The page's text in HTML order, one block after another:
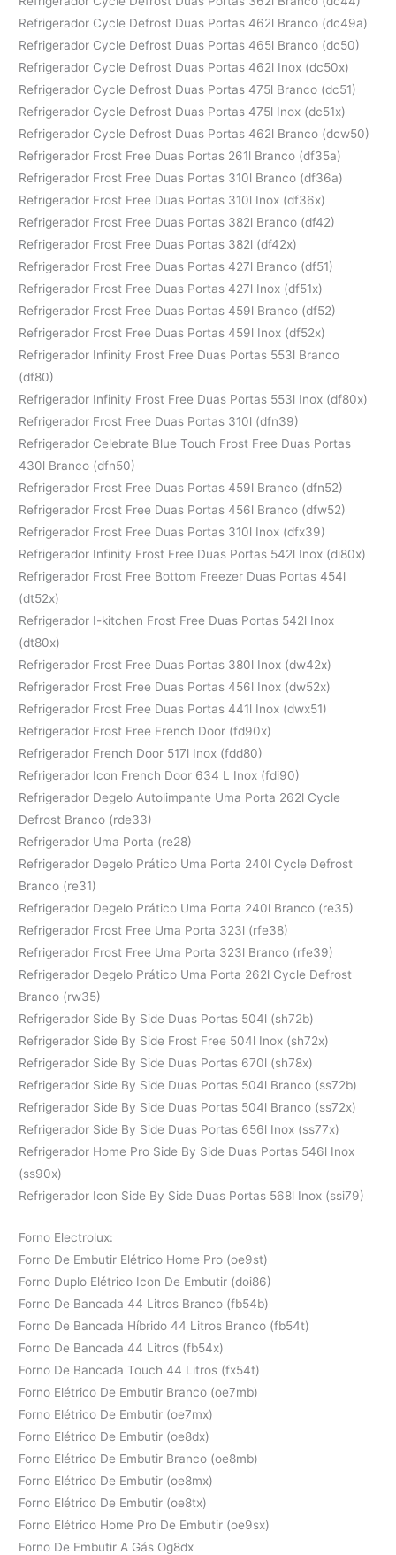
Refrigerador Cycle Defrost Duas Portas 462l Branco (dc49a)
Refrigerador Cycle Defrost Duas Portas 465l Branco (dc50)
Refrigerador Cycle Defrost Duas Portas 462l Inox (dc50x)
Refrigerador Cycle Defrost Duas Portas 475l Branco (dc51)
Refrigerador Cycle Defrost Duas Portas 475l Inox (dc51x)
Refrigerador Cycle Defrost Duas Portas 462l Branco (dcw50)
Refrigerador Frost Free Duas Portas 261l Branco (df35a)
Refrigerador Frost Free Duas Portas 310l Branco (df36a)
Refrigerador Frost Free Duas Portas 310l Inox (df36x)
Refrigerador Frost Free Duas Portas 382l Branco (df42)
Refrigerador Frost Free Duas Portas 382l (df42x)
Refrigerador Frost Free Duas Portas 427l Branco (df51)
Refrigerador Frost Free Duas Portas 427l Inox (df51x)
Refrigerador Frost Free Duas Portas 459l Branco (df52)
Refrigerador Frost Free Duas Portas 459l Inox (df52x)
Refrigerador Infinity Frost Free Duas Portas 553l Branco
(df80)
Refrigerador Infinity Frost Free Duas Portas 553l Inox (df80x)
Refrigerador Frost Free Duas Portas 310l (dfn39)
Refrigerador Celebrate Blue Touch Frost Free Duas Portas
430l Branco (dfn50)
Refrigerador Frost Free Duas Portas 459l Branco (dfn52)
Refrigerador Frost Free Duas Portas 456l Branco (dfw52)
Refrigerador Frost Free Duas Portas 310l Inox (dfx39)
Refrigerador Infinity Frost Free Duas Portas 542l Inox (di80x)
Refrigerador Frost Free Bottom Freezer Duas Portas 454l
(dt52x)
Refrigerador I-kitchen Frost Free Duas Portas 542l Inox
(dt80x)
Refrigerador Frost Free Duas Portas 380l Inox (dw42x)
Refrigerador Frost Free Duas Portas 456l Inox (dw52x)
Refrigerador Frost Free Duas Portas 441l Inox (dwx51)
Refrigerador Frost Free French Door (fd90x)
Refrigerador French Door 517l Inox (fdd80)
Refrigerador Icon French Door 634 L Inox (fdi90)
Refrigerador Degelo Autolimpante Uma Porta 262l Cycle
Defrost Branco (rde33)
Refrigerador Uma Porta (re28)
Refrigerador Degelo Prático Uma Porta 240l Cycle Defrost
Branco (re31)
Refrigerador Degelo Prático Uma Porta 240l Branco (re35)
Refrigerador Frost Free Uma Porta 323l (rfe38)
Refrigerador Frost Free Uma Porta 323l Branco (rfe39)
Refrigerador Degelo Prático Uma Porta 262l Cycle Defrost
Branco (rw35)
Refrigerador Side By Side Duas Portas 504l (sh72b)
Refrigerador Side By Side Frost Free 504l Inox (sh72x)
Refrigerador Side By Side Duas Portas 670l (sh78x)
Refrigerador Side By Side Duas Portas 504l Branco (ss72b)
Refrigerador Side By Side Duas Portas 504l Branco (ss72x)
Refrigerador Side By Side Duas Portas 656l Inox (ss77x)
Refrigerador Home Pro Side By Side Duas Portas 546l Inox
(ss90x)
Refrigerador Icon Side By Side Duas Portas 568l Inox (ssi79)
Forno Electrolux:
Forno De Embutir Elétrico Home Pro (oe9st)
Forno Duplo Elétrico Icon De Embutir (doi86)
Forno De Bancada 44 Litros Branco (fb54b)
Forno De Bancada Híbrido 44 Litros Branco (fb54t)
Forno De Bancada 44 Litros (fb54x)
Forno De Bancada Touch 44 Litros (fx54t)
Forno Elétrico De Embutir Branco (oe7mb)
Forno Elétrico De Embutir (oe7mx)
Forno Elétrico De Embutir (oe8dx)
Forno Elétrico De Embutir Branco (oe8mb)
Forno Elétrico De Embutir (oe8mx)
Forno Elétrico De Embutir (oe8tx)
Forno Elétrico Home Pro De Embutir (oe9sx)
Forno De Embutir A Gás Og8dx